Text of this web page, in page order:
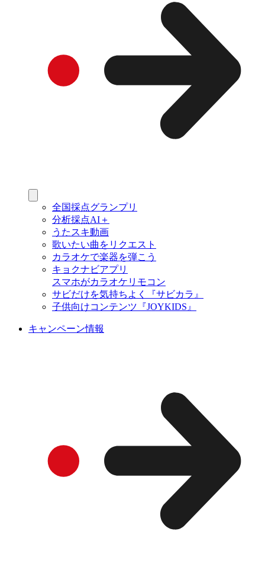
全国採点グランプリ
分析採点AI＋
うたスキ動画
歌いたい曲をリクエスト
カラオケで楽器を弾こう
キョクナビアプリ
スマホがカラオケリモコン
サビだけを気持ちよく『サビカラ』
子供向けコンテンツ『JOYKIDS』
キャンペーン情報